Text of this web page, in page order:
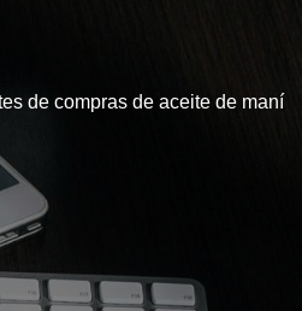
de compras de aceite de maní